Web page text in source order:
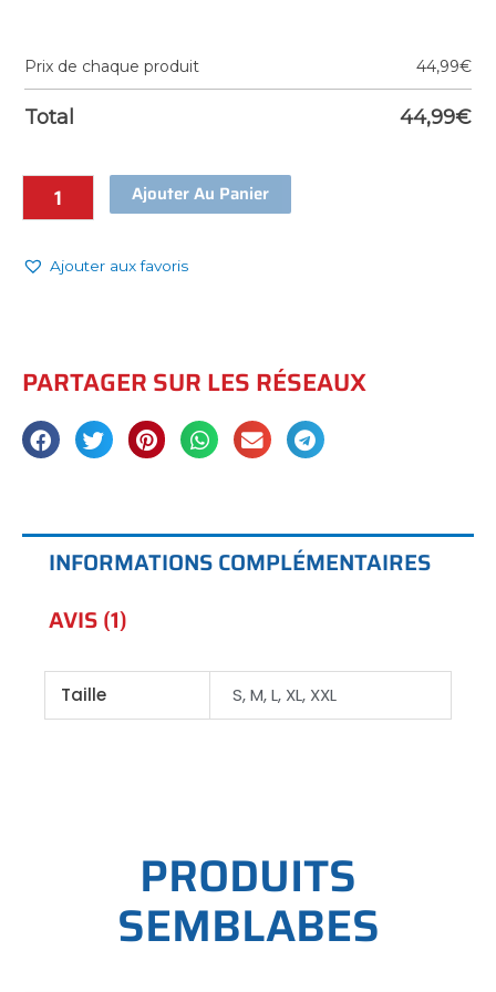
Prix de chaque produit 44,99€
Total 44,99€
Ajouter Au Panier
Ajouter aux favoris
PARTAGER SUR LES RÉSEAUX
INFORMATIONS COMPLÉMENTAIRES
AVIS (1)
Taille S, M, L, XL, XXL
PRODUITS
SEMBLABES